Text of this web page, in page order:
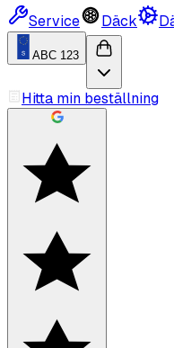
Service Däck
ABC 123
Hitta min beställning